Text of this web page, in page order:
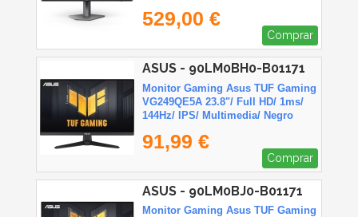
529,00 €
Comprar
ASUS - 90LM0BH0-B01171
Monitor Gaming Asus TUF Gaming
VG249QE5A 23.8"/ Full HD/ 1ms/
144Hz/ IPS/ Multimedia/ Negro
91,99 €
Comprar
ASUS - 90LM0BJ0-B01171
Monitor Gaming Asus TUF Gaming